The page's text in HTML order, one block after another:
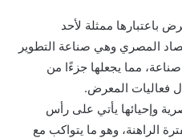
باعتبارها ممثلة لأحد
المصري وهي صناعة التطوير
العقاري التي ترتبط بأكثر من 100 صناعة، مما يجعلها جزءًا من
فعاليات المعرض.
وإحيائها يأتي على رأس
الراهنة، وهو ما يتواكب مع